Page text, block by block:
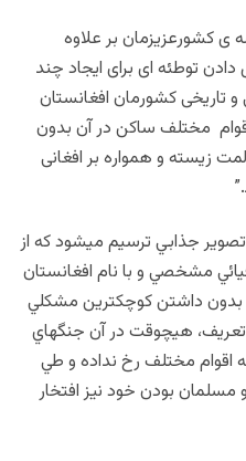
کشورعزیزمان بر علاوه
توطئه ای برای ایجاد چند
کشورمان افغانستان
مختلف ساکن در آن بدون
زیسته و همواره بر افغانی
جذابي ترسيم ميشود که از
مشخصي و با نام افغانستان
بدون داشتن کوچکترين مشکلي
تعريف، هيچوقت در آن جنگهاي
مختلف رخ نداده و طي
مسلمان بودن خود نيز افتخار